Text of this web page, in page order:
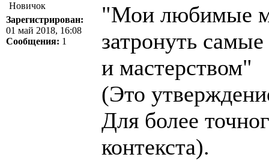
Новичок
Зарегистрирован:
01 май 2018, 16:08
Сообщения: 1
"Мои любимые
затронуть
и мастерством"
(Это
Для более
контекста).